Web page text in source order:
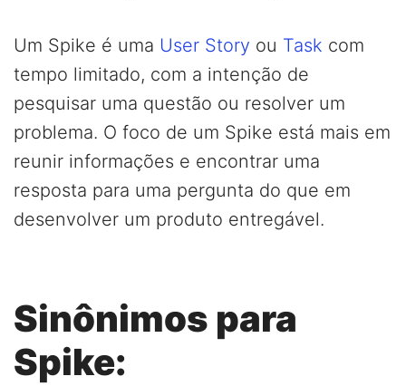
Um Spike é uma User Story ou Task com
tempo limitado, com a intenção de
pesquisar uma questão ou resolver um
problema. O foco de um Spike está mais em
reunir informações e encontrar uma
resposta para uma pergunta do que em
desenvolver um produto entregável.
Sinônimos para
Spike: